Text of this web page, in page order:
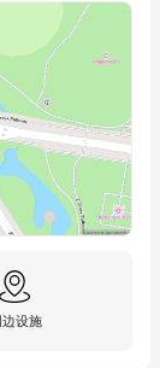
，电话：
边设施